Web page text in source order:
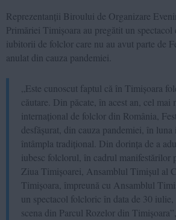
Reprezentanții Biroului de Organizare
Primăriei Timișoara au pregătit un spectacol
iubitorii de folclor care nu au avut parte de
anulat din cauza pandemiei.
„Este cunoscut faptul că în Timișoara
căutare. Din păcate, în acest an, cel mai
internațional de folclor din România,
desfășurat, din cauza pandemiei, în luna
întâmpla tradițional. Din dorința de a
iubesc folclorul, în cadrul manifestărilor
Ziua Timișoarei, Ansamblul Timișul al
Timișoara, împreună cu Ansamblul
un spectacol folcloric în data de 30
scena din Parcul Rozelor din